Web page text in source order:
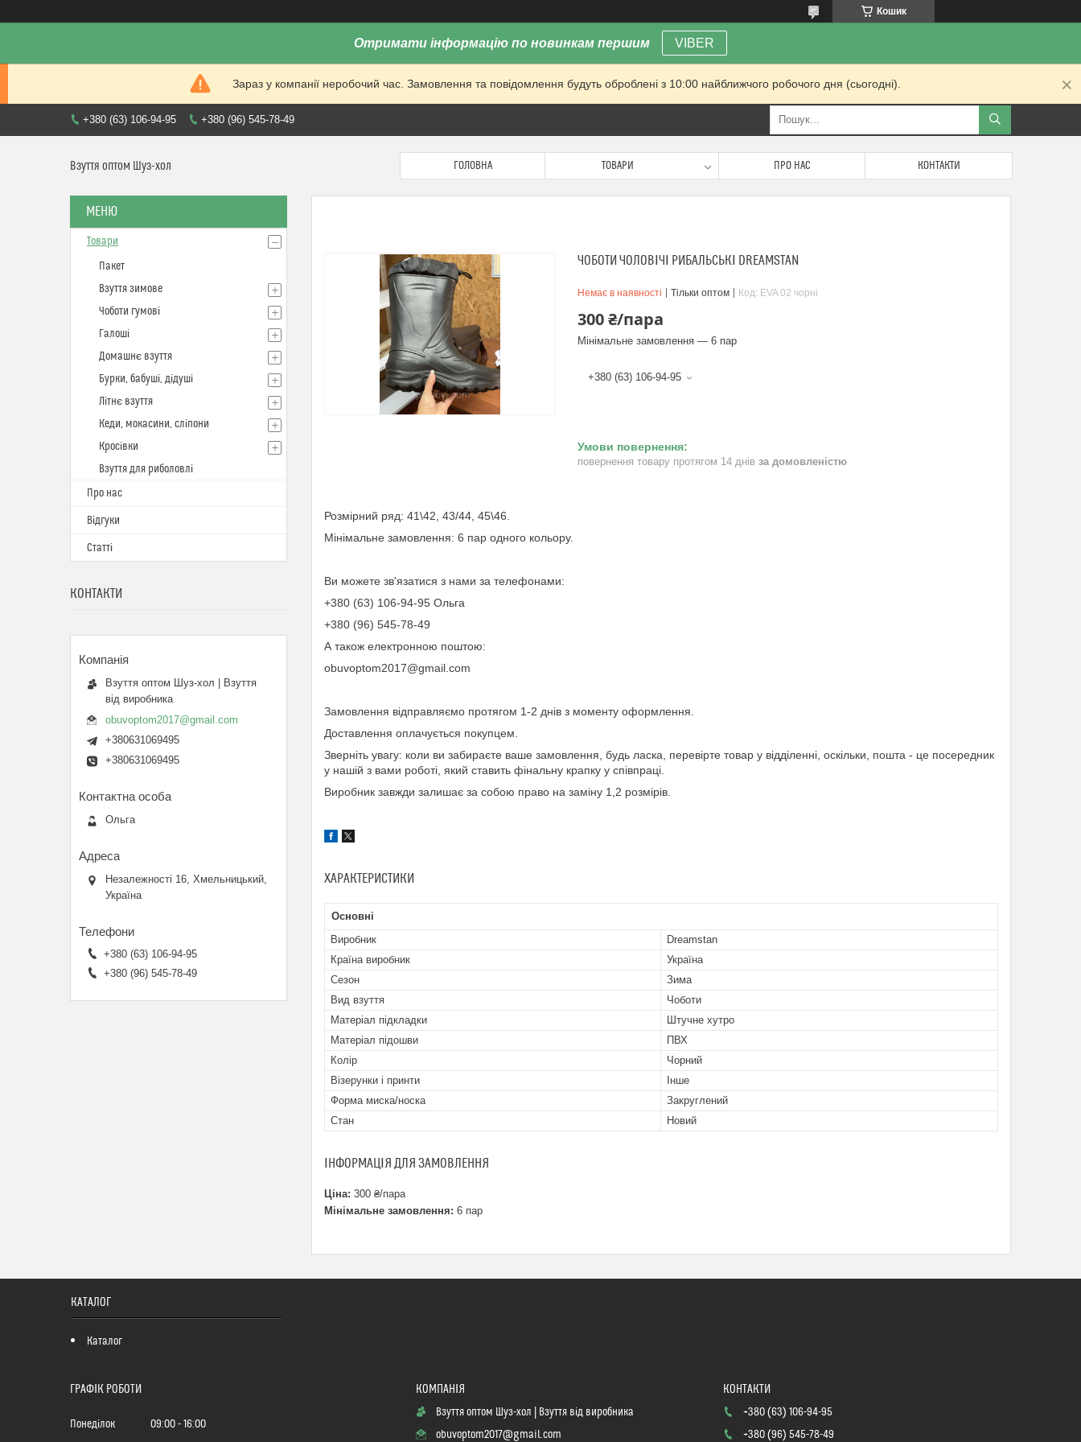
Кошик
Отримати інформацію по новинкам першим VIBER
Зараз у компанії неробочий час. Замовлення та повідомлення будуть оброблені з 10:00 найближчого робочого дня (сьогодні).
+380 (63) 106-94-95 +380 (96) 545-78-49
Взуття оптом Шуз-хол ГОЛОВНА ТОВАРИ ПРО НАС КОНТАКТИ
ЧОБОТИ ЧОЛОВІЧІ РИБАЛЬСЬКІ DREAMSTAN
Немає в наявності Тільки оптом Код: EVA 02 чорні
300 ₴/пара
Мінімальне замовлення — 6 пар
+380 (63) 106-94-95
повернення товару протягом 14 днів за домовленістю
Розмірний ряд: 41\42, 43/44, 45\46.
Мінімальне замовлення: 6 пар одного кольору.
Ви можете зв'язатися з нами за телефонами:
+380 (63) 106-94-95 Ольга
+380 (96) 545-78-49
А також електронною поштою:
obuvoptom2017@gmail.com
Замовлення відправляємо протягом 1-2 днів з моменту оформлення.
Доставлення оплачується покупцем.
Зверніть увагу: коли ви забираєте ваше замовлення, будь ласка, перевірте товар у відділенні, оскільки, пошта - це посередник
у нашій з вами роботі, який ставить фінальну крапку у співпраці.
Виробник завжди залишає за собою право на заміну 1,2 розмірів.
ХАРАКТЕРИСТИКИ
Основні
Виробник
Dreamstan
Країна виробник
Україна
Сезон
Зима
Вид взуття
Чоботи
Матеріал підкладки
Штучне хутро
Матеріал підошви
ПВХ
Колір
Чорний
Візерунки і принти
Інше
Форма миска/носка
Закруглений
Стан
Новий
ІНФОРМАЦІЯ ДЛЯ ЗАМОВЛЕННЯ
Ціна: 300 ₴/пара
Мінімальне замовлення: 6 пар
Товари
Пакет
Взуття зимове
Чоботи гумові
Галоші
Домашнє взуття
Бурки, бабуші, дідуші
Літнє взуття
Кеди, мокасини, сліпони
Кросівки
Взуття для риболовлі
Про нас
Відгуки
Статті
КОНТАКТИ
Взуття оптом Шуз-хол | Взуття
від виробника
obuvoptom2017@gmail.com
+380631069495
+380631069495
Ольга
Незалежності 16, Хмельницький,
Україна
+380 (63) 106-94-95
+380 (96) 545-78-49
КАТАЛОГ
Каталог
ГРАФІК РОБОТИ
Понеділок 09:00
16:00
Взуття оптом Шуз-хол | Взуття від виробника
obuvoptom2017@gmail.com
+380 (63) 106-94-95
+380 (96) 545-78-49